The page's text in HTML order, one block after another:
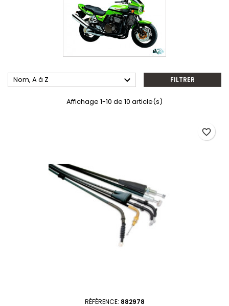
Nom, A à Z  FILTRER
Affichage 1-10 de 10 article(s)
RÉFÉRENCE: 882978
favorite_border